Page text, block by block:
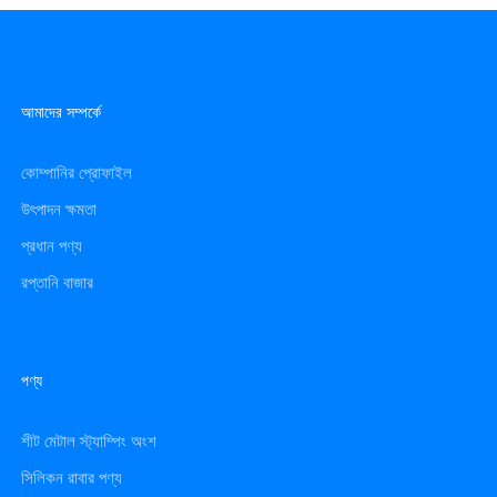
আমাদের সম্পর্কে
কোম্পানির প্রোফাইল
উৎপাদন ক্ষমতা
প্রধান পণ্য
রপ্তানি বাজার
পণ্য
শীট মেটাল স্ট্যাম্পিং অংশ
সিলিকন রাবার পণ্য